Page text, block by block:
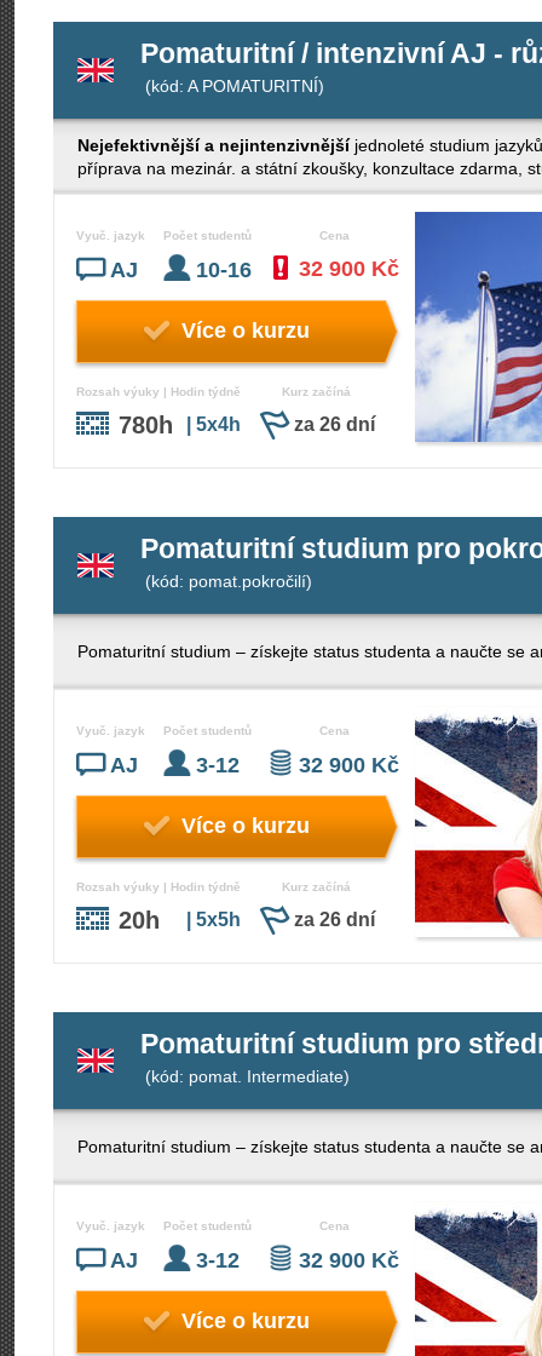
Pomaturitní / intenzivní AJ -
(kód: A POMATURITNÍ)
Nejefektivnější a nejintenzivnějšíjednoleté studium
příprava na mezinár. a státní zkoušky, konzultace zdarma,
Vyuč. jazyk
AJ
Počet studentů
10-16
Cena
32 900 Kč
Více o kurzu
Rozsah výuky | Hodin týdně
780h | 5x4h
Kurz začíná
za 26 dní
Pomaturitní studium pro
(kód: pomat.pokročilí)
Pomaturitní studium – získejte status studenta a naučte se
Vyuč. jazyk
AJ
Počet studentů
3-12
Cena
32 900 Kč
Více o kurzu
Rozsah výuky | Hodin týdně
20h | 5x5h
Kurz začíná
za 26 dní
Pomaturitní studium pro
(kód: pomat. Intermediate)
Pomaturitní studium – získejte status studenta a naučte se
Vyuč. jazyk
AJ
Počet studentů
3-12
Cena
32 900 Kč
Více o kurzu